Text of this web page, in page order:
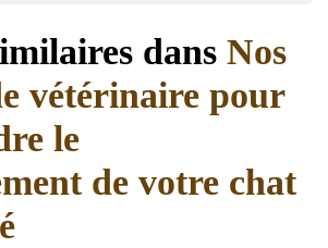
dans Nos
vétérinaire pour
le
de votre chat